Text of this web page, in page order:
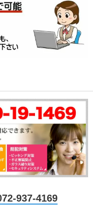
937-4169